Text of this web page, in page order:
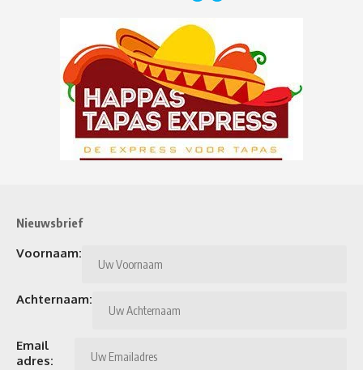
Nieuwsbrief
Voornaam:
Achternaam:
Email
adres: